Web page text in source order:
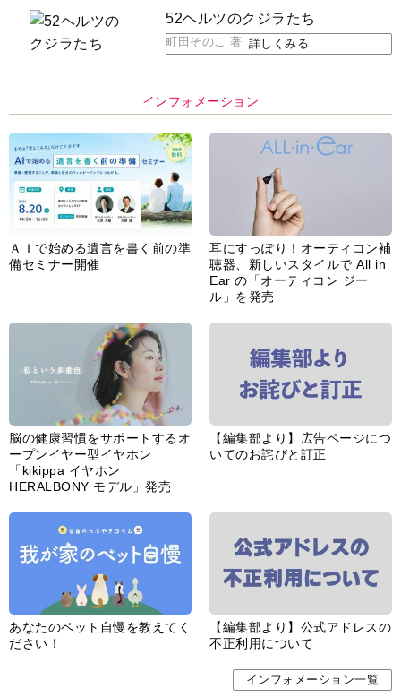
52ヘルツのクジラたち
町田そのこ 著 詳しくみる
インフォメーション
ＡＩで始める遺言を書く前の準
備セミナー開催
耳にすっぽり！オーティコン補
聴器、新しいスタイルで All in
Ear の「オーティコン ジー
ル」を発売
脳の健康習慣をサポートするオ
ープンイヤー型イヤホン
「kikippa イヤホン
HERALBONY モデル」発売
【編集部より】広告ページにつ
いてのお詫びと訂正
あなたのペット自慢を教えてく
ださい！
【編集部より】公式アドレスの
不正利用について
インフォメーション一覧